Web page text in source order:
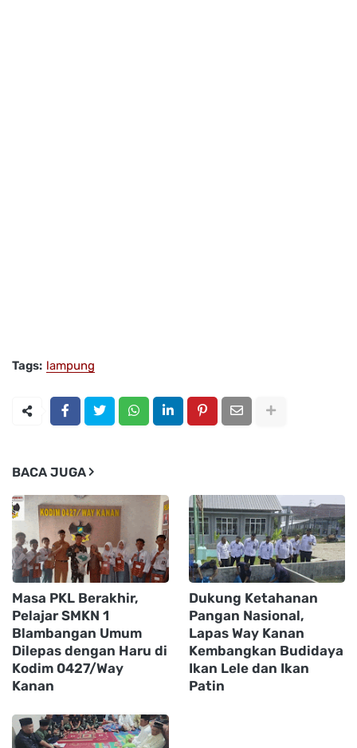
Tags: lampung
BACA JUGA
Masa PKL Berakhir,
Pelajar SMKN 1
Blambangan Umum
Dilepas dengan Haru di
Kodim 0427/Way
Kanan
Dukung Ketahanan
Pangan Nasional,
Lapas Way Kanan
Kembangkan Budidaya
Ikan Lele dan Ikan
Patin